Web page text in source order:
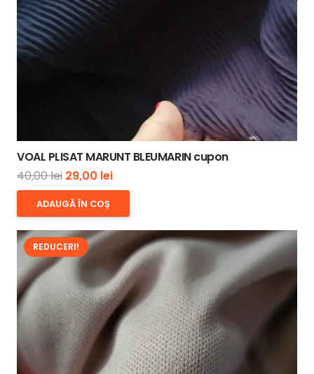
VOAL PLISAT MARUNT BLEUMARIN cupon
40,00lei Prețul
inițial
a
fost:
40,00 lei.
29,00 leiPrețul
curent
este:
29,00 lei.
ADAUGĂ ÎN COȘ
REDUCERI!